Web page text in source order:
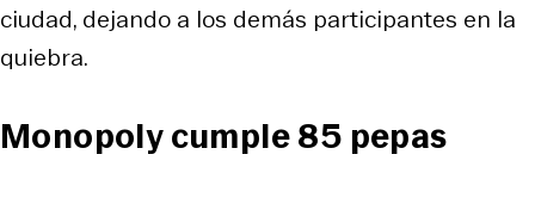
ciudad, dejando a los demás participantes en la
quiebra.
Monopoly cumple 85 pepas